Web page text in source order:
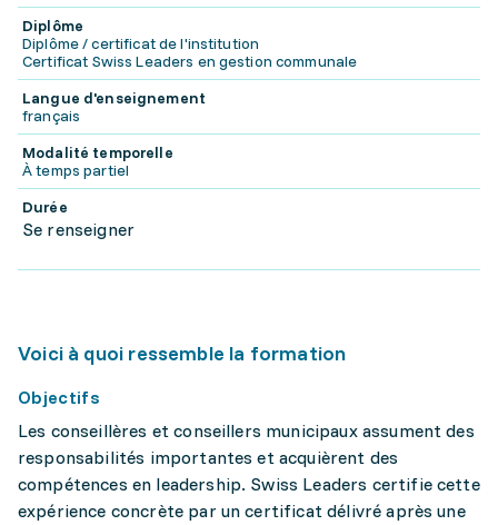
Diplôme
Diplôme / certificat de l'institution
Certificat Swiss Leaders en gestion communale
Langue d'enseignement
français
Modalité temporelle
À temps partiel
Durée
Se renseigner
Voici à quoi ressemble la formation
Objectifs
Les conseillères et conseillers municipaux assument des
responsabilités importantes et acquièrent des
compétences en leadership. Swiss Leaders certifie cette
expérience concrète par un certificat délivré après une